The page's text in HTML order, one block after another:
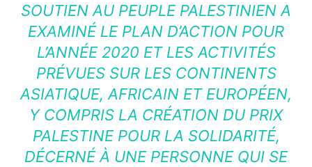
SOUTIEN AU PEUPLE PALESTINIEN A
EXAMINÉ LE PLAN D’ACTION POUR
L’ANNÉE 2020 ET LES ACTIVITÉS
PRÉVUES SUR LES CONTINENTS
ASIATIQUE, AFRICAIN ET EUROPÉEN,
Y COMPRIS LA CRÉATION DU PRIX
PALESTINE POUR LA SOLIDARITÉ,
DÉCERNÉ À UNE PERSONNE QUI SE